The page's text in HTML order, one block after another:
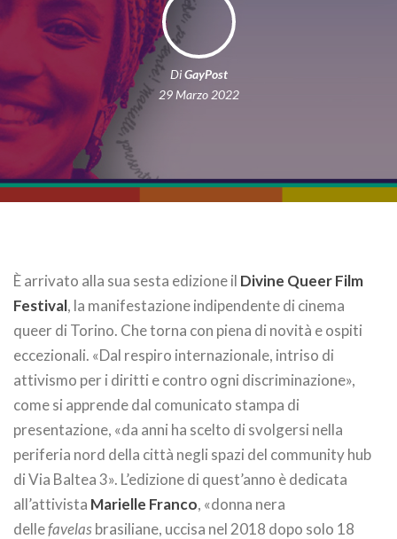
DiGayPost
29 Marzo 2022
È arrivato alla sua sesta edizione il Divine Queer Film
Festival, la manifestazione indipendente di cinema
queer di Torino. Che torna con piena di novità e ospiti
eccezionali. «Dal respiro internazionale, intriso di
attivismo per i diritti e contro ogni discriminazione»,
come si apprende dal comunicato stampa di
presentazione, «da anni ha scelto di svolgersi nella
periferia nord della città negli spazi del community hub
di Via Baltea 3». L’edizione di quest’anno è dedicata
all’attivista Marielle Franco, «donna nera
dellefavelasbrasiliane, uccisa nel 2018 dopo solo 18